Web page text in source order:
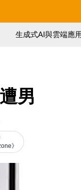
生成式AI與雲端應
男
》